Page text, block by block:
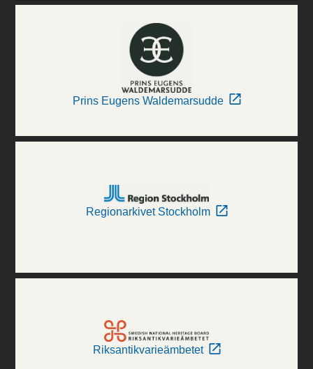
Prins Eugens Waldemarsudde
Regionarkivet Stockholm
Riksantikvarieämbetet